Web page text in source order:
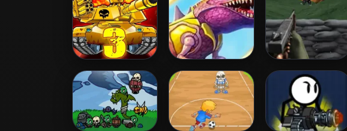
Dead Paradise 3 Day D: Tower
Defense
Tower Defense vs
Monsters